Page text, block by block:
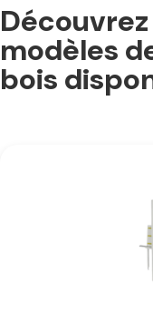
modèles
bois